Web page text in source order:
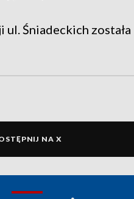
ul. Śniadeckich została
NA X